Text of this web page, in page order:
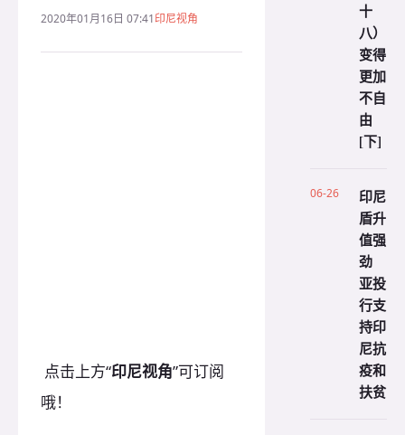
2020年01月16日 07:41印尼视角
点击上方“印尼视角”可订阅
哦！
十
八）
变得
更加
不自
由
[下]
06-26
印尼
盾升
值强
劲
亚投
行支
持印
尼抗
疫和
扶贫